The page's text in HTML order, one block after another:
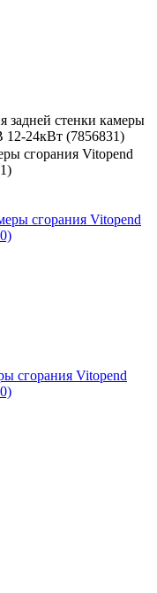
задней стенки камеры
12-24кВт (7856831)
сгорания Vitopend
сгорания Vitopend